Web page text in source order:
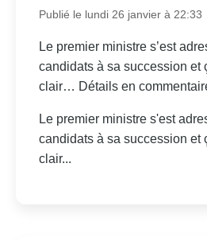
Publié le lundi 26 janvier à 22:33
Le premier ministre s’est
candidats à sa succession et
clair… Détails en
Le premier ministre s'est
candidats à sa succession et
clair...